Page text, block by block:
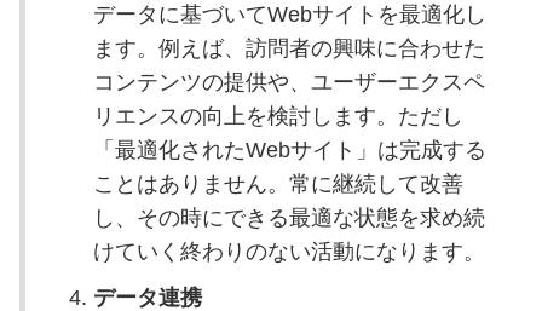
データに基づいてWebサイトを最適化し
ます。例えば、訪問者の興味に合わせた
コンテンツの提供や、ユーザーエクスペ
リエンスの向上を検討します。ただし
「最適化されたWebサイト」は完成する
ことはありません。常に継続して改善
し、その時にできる最適な状態を求め続
けていく終わりのない活動になります。
データ連携